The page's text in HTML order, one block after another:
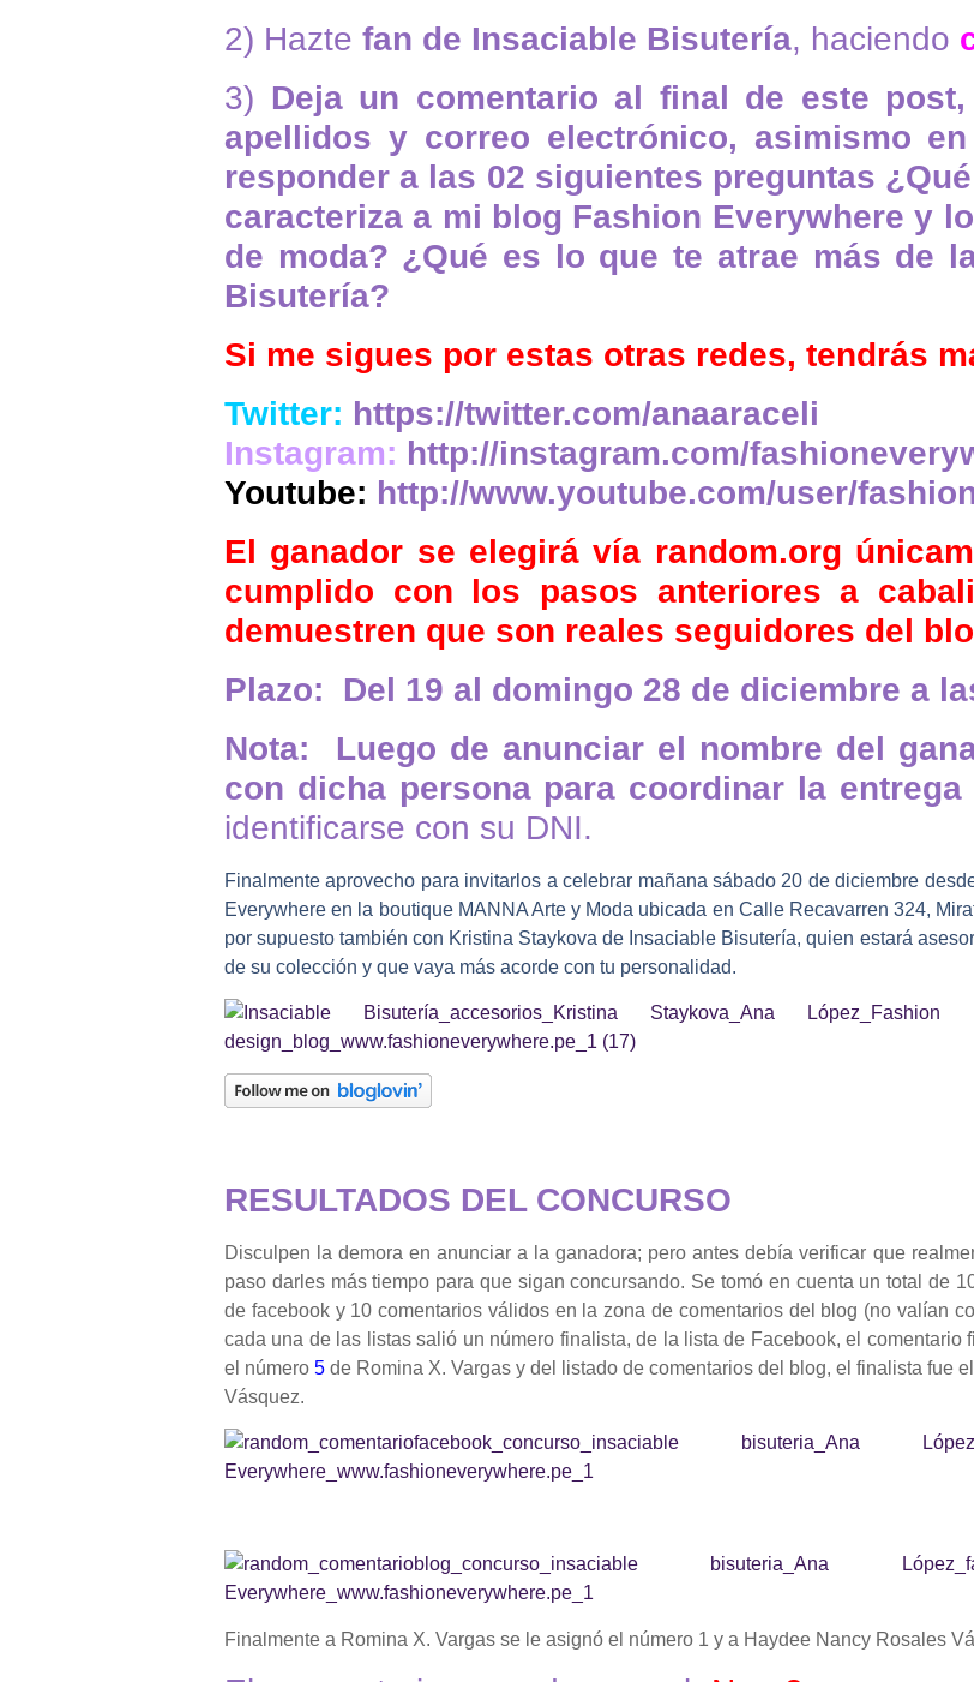
2) Hazte fan de Insaciable Bisutería, haciendo
3) Deja un comentario al final de este
apellidos y correo electrónico, asimismo
responder a las 02 siguientes preguntas
caracteriza a mi blog Fashion Everywhere y
de moda? ¿Qué es lo que te atrae más de
Bisutería?
Si me sigues por estas otras redes, tendrás
Twitter: https://twitter.com/anaaraceli
Instagram: http://instagram.com/
Youtube: http://www.youtube.com/user/
El ganador se elegirá vía random.org
cumplido con los pasos anteriores a
demuestren que son reales seguidores del
Plazo: Del 19 al domingo 28 de diciembre a
Nota: Luego de anunciar el nombre del
con dicha persona para coordinar la entrega
identificarse con su DNI.
Finalmente aprovecho para invitarlos a celebrar mañana sábado 20 de diciembre
Everywhere en la boutique MANNA Arte y Moda ubicada en Calle Recavarren 324,
por supuesto también con Kristina Staykova de Insaciable Bisutería, quien estará
de su colección y que vaya más acorde con tu personalidad.
RESULTADOS DEL CONCURSO
Disculpen la demora en anunciar a la ganadora; pero antes debía verificar que
paso darles más tiempo para que sigan concursando. Se tomó en cuenta un total de
de facebook y10 comentarios válidos en la zona de comentarios del blog (no valían
cada una de las listas salió un número finalista, de la lista de Facebook, el
el número 5 de Romina X. Vargas y del listado de comentarios del blog, el finalista fue
Vásquez.
Finalmente a Romina X. Vargas se le asignó el número 1 y a Haydee Nancy Rosales